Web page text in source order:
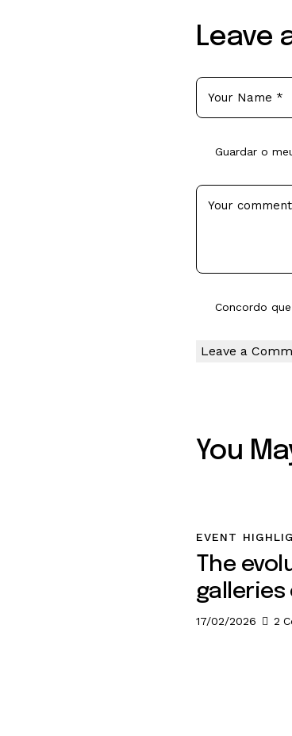
Leave
Guardar o
Concordo
You
EVENT
The
galleries
17/02/2026 2